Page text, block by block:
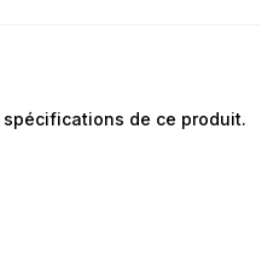
de ce produit.